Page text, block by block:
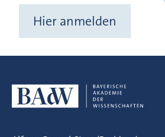
Hier anmelden